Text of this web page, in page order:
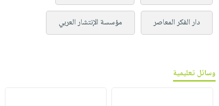
دار الفكر المعاصر مؤسسة الإنتشار العربي
وسائل تعليمية